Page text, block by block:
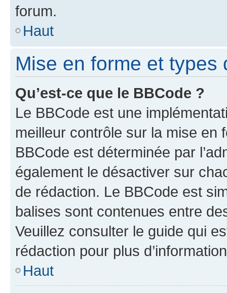
forum.
Haut
Mise en forme et types
Qu’est-ce que le BBCode ?
Le BBCode est une
meilleur contrôle sur la mise en
BBCode est déterminée par
également le désactiver sur
de rédaction. Le BBCode est
balises sont contenues entre
Veuillez consulter le guide qui
rédaction pour plus
Haut